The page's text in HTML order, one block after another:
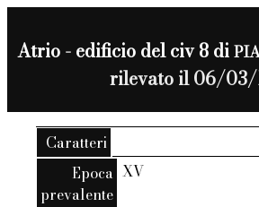
Atrio - edificio del civ 8 di
rilevato il 06/03/
Caratteri
Epoca
prevalente
XV